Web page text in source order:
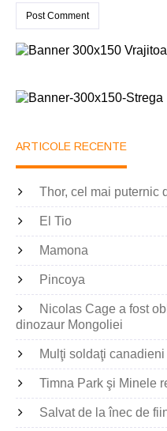
ARTICOLE RECENTE
Thor, cel mai puternic
El Tio
Mamona
Pincoya
Nicolas Cage a fost
dinozaur Mongoliei
Mulţi soldaţi
Timna Park şi Minele
Salvat de la înec de